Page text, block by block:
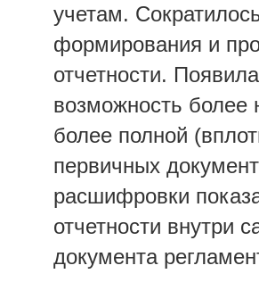
учетам.
формирования и
отчетности.
возможность более
более полной
первичных
расшифровки
отчетности внутри
документа